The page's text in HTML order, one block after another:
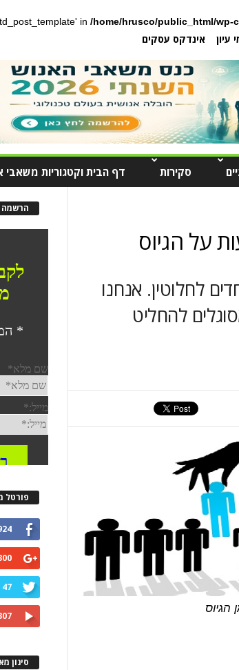
in /home/hrusco/public_html/wp-
עיון אינדקס עסקים
סקירות דף הבית וקטגוריות משאבי
לחלוטין. אנחנו
להחליט
הגיוס
הרשמה
פורטל
47
סינון